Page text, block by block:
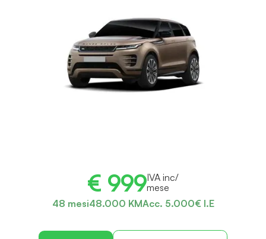
€ 999IVA inc/
mese
48 mesi48.000 KMAcc. 5.000€ I.E